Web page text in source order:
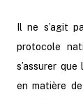
Il ne s’agit
protocole
s’assurer
en matière